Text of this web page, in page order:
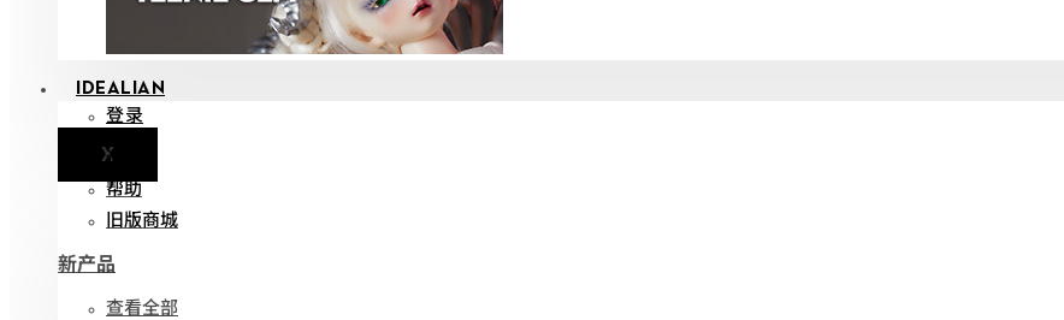
IDEALIAN
登录
X通知
帮助
旧版商城
新产品
查看全部